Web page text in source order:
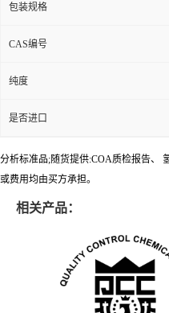
包装规格
CAS编号
纯度
是否进口
分析标准品;随货提供:COA质检报告、
或费用均由买方承担。
相关产品：